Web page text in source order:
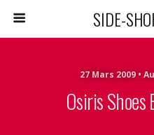
SIDE-
27 Mars 2009 •
Osiris